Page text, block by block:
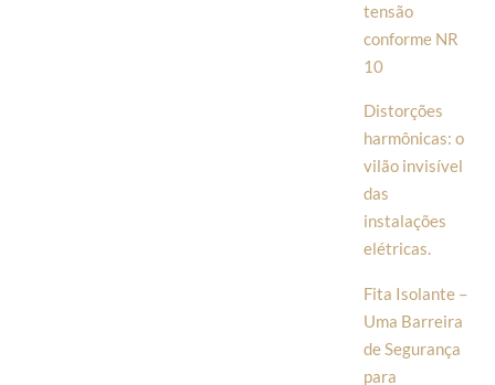
tensão
conforme NR
10
Distorções
harmônicas: o
vilão invisível
das
instalações
elétricas.
Fita Isolante –
Uma Barreira
de Segurança
para